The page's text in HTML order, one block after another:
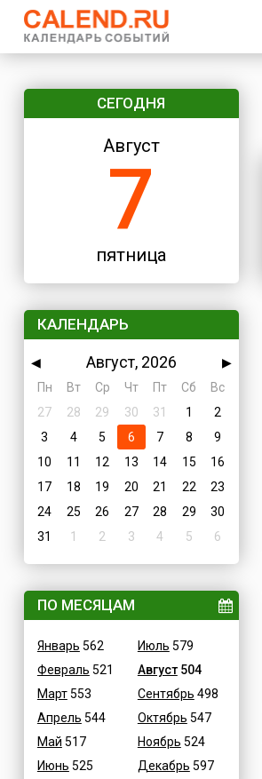
СЕГОДНЯ
Август
7
пятница
КАЛЕНДАРЬ
◀ Август, 2026
▶
Пн
Вт Ср Чт Пт Сб
Вс
27
28 29 30 31 1
2
3
4 5 6 7 8
9
10
11 12 13 14 15
16
17
18 19 20 21 22
23
24
25 26 27 28 29
30
31
1 2 3 4 5 6
ПО МЕСЯЦАМ
Январь 562
Февраль 521
Март553
Апрель 544
Май 517
Июнь 525
Июль 579
Август504
Сентябрь 498
Октябрь 547
Ноябрь 524
Декабрь 597